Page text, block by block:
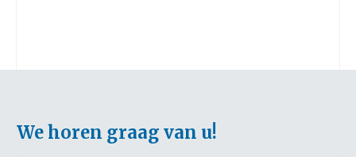
We horen graag van u!